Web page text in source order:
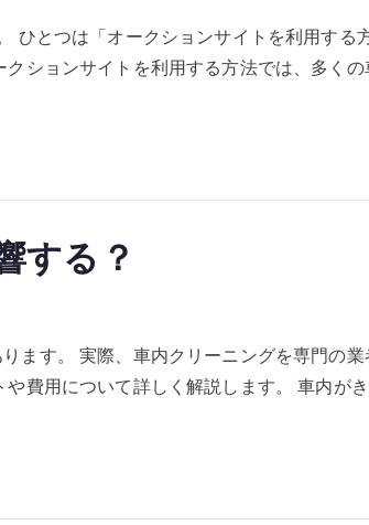
ひとつは「オークションサイトを利用する
ションサイトを利用する方法では、多くの
する？
ます。 実際、車内クリーニングを専門の業
費用について詳しく解説します。 車内が